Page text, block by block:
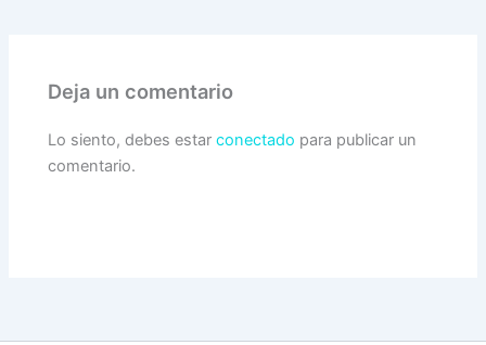
Deja un comentario
Lo siento, debes estarconectado para publicar un
comentario.